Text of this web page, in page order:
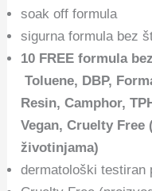
soak off formula
sigurna formula bez
10 FREE formula
Toluene, DBP,
Resin, Camphor,
Vegan, Cruelty
životinjama)
dermatološki testiran